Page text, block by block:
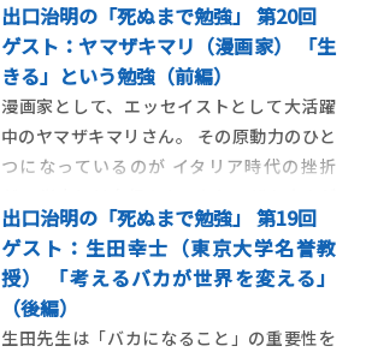
出口治明の「死ぬまで勉強」 第20回
ゲスト：ヤマザキマリ（漫画家） 「生
きる」という勉強（前編）
漫画家として、エッセイストとして大活躍
中のヤマザキマリさん。 その原動力のひと
つになっているのが イタリア時代の挫折
「知ることに対して謙虚になろうと思っ
た」きっかけとは――？ ［ヤマザキマリさんの
プロフィールはこちら］ ■ヤマザキ「境界
を越えていくことを想像 […]
出口治明の「死ぬまで勉強」 第19回
ゲスト：生田幸士（東京大学名誉教
授） 「考えるバカが世界を変える」
（後編）
生田先生は「バカになること」の重要性を